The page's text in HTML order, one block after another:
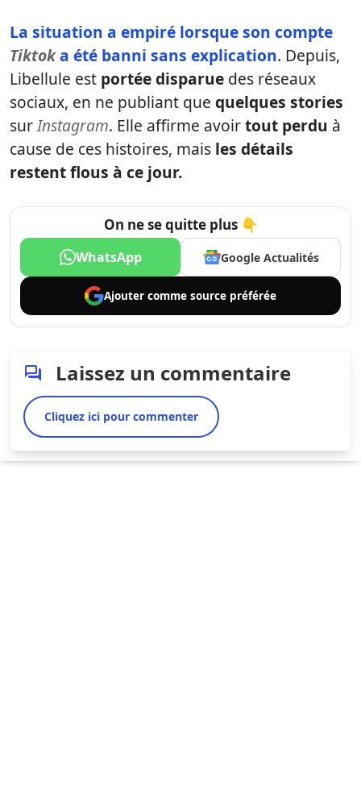
La situation a empiré lorsque son compte
Tiktoka été banni sans explication. Depuis,
Libellule est portée disparue des réseaux
sociaux, en ne publiant que quelques stories
surInstagram. Elle affirme avoirtout perdu à
cause de ces histoires, mais les détails
restent flous à ce jour.
On ne se quitte plus 👇
WhatsApp Google Actualités
Ajouter comme source préférée
Laissez un commentaire
Cliquez ici pour commenter